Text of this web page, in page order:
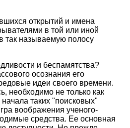
открытий и имена
в той или иной
так называемую полосу
и беспамятства?
осознания его
идеи своего времени.
необходимо не только как
таких "поисковых"
воображения ученого-
средства. Ее основная